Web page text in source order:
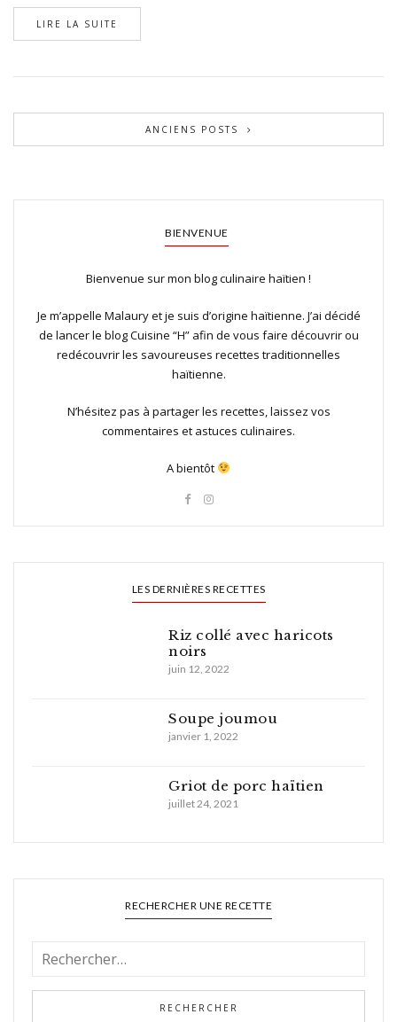
LIRE LA SUITE
ANCIENS POSTS
BIENVENUE
Bienvenue sur mon blog culinaire haïtien !
Je m’appelle Malaury et je suis d’origine haïtienne. J’ai décidé
de lancer le blog Cuisine “H” afin de vous faire découvrir ou
redécouvrir les savoureuses recettes traditionnelles
haïtienne.
N’hésitez pas à partager les recettes, laissez vos
commentaires et astuces culinaires.
A bientôt
LES DERNIÈRES RECETTES
Riz collé avec haricots
noirs
juin 12, 2022
Soupe joumou
janvier 1, 2022
Griot de porc haïtien
juillet 24, 2021
RECHERCHER UNE RECETTE